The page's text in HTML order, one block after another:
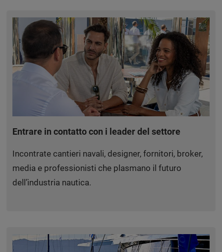
Entrare in contatto con i leader del settore
Incontrate cantieri navali, designer, fornitori, broker,
media e professionisti che plasmano il futuro
dell’industria nautica.